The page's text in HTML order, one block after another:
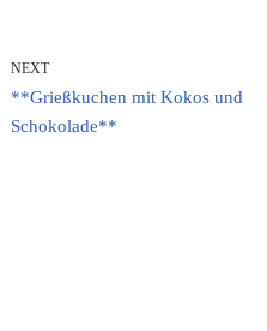
NEXT
**Grießkuchen mit Kokos und
Schokolade**